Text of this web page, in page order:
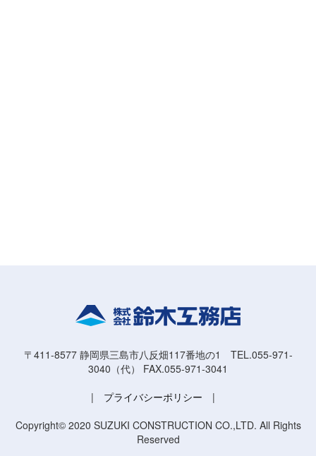
〒411-8577 静岡県三島市八反畑117番地の1 TEL.055-971-
3040（代） FAX.055-971-3041
| プライバシーポリシー |
Copyright© 2020 SUZUKI CONSTRUCTION CO.,LTD. All Rights
Reserved